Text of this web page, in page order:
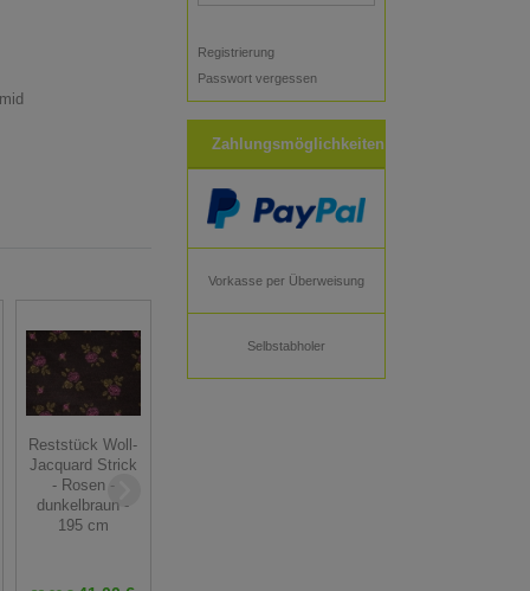
Reststück Woll-
Jacquard Strick
- Rosen -
dunkelbraun -
195 cm
Registrierung
Passwort vergessen
Zahlungsmöglichkeiten
Vorkasse per Überweisung
Selbstabholer